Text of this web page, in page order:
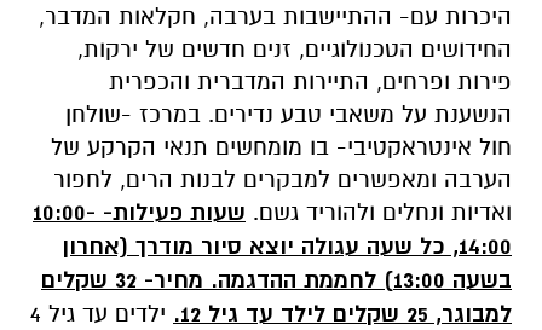
היכרות עם- ההתיישבות בערבה, חקלאות המדבר,
החידושים הטכנולוגיים, זנים חדשים של ירקות,
פירות ופרחים, התיירות המדברית והכפרית
הנשענת על משאבי טבע נדירים. במרכז -שולחן
חול אינטראקטיבי- בו מומחשים תנאי הקרקע של
הערבה ומאפשרים למבקרים לבנות הרים, לחפור
ואדיות ונחלים ולהוריד גשם.
שעות פעילות- 10:00-
14:00, כל שעה עגולה יוצא סיור מודרך (אחרון
בשעה 13:00) לחממת ההדגמה. מחיר- 32 שקלים
למבוגר, 25 שקלים לילד עד גיל 12.
ילדים עד גיל 4